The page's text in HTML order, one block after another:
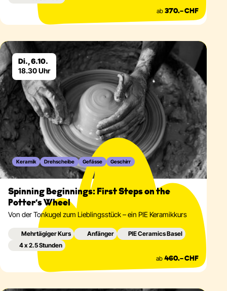
ab 370.– CHF
Di., 6.10.
18.30 Uhr
Keramik Drehscheibe Gefässe Geschirr
Spinning Beginnings: First Steps on the
Potter‘s Wheel
Von der Tonkugel zum Lieblingsstück – ein PIE Keramikkurs
Mehrtägiger Kurs Anfänger
PIE Ceramics Basel
4 x 2.5 Stunden
ab 460.– CHF
Eventdetails